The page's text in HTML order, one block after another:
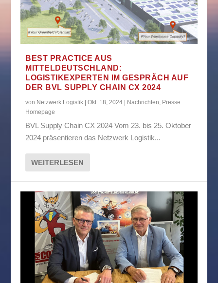
BEST PRACTICE AUS
MITTELDEUTSCHLAND:
LOGISTIKEXPERTEN IM GESPRÄCH AUF
DER BVL SUPPLY CHAIN CX 2024
von Netzwerk Logistik |Okt. 18, 2024 | Nachrichten Presse
Homepage
BVL Supply Chain CX 2024 Vom 23. bis 25. Oktober
2024 präsentieren das Netzwerk Logistik...
WEITERLESEN